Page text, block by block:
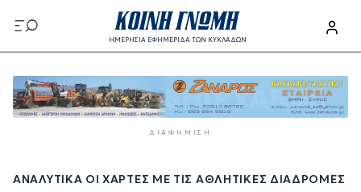
προς
το
περιεχόμενο
ΗΜΕΡΗΣΙΑ ΕΦΗΜΕΡΙΔΑ ΤΩΝ ΚΥΚΛΑΔΩΝ
προς
το
κυρίως
ΔΙΑΦΉΜΙΣΗ
ΑΝΑΛΥΤΙΚΆ ΟΙ ΧΆΡΤΕΣ ΜΕ ΤΙΣ ΑΘΛΗΤΙΚΈΣ ΔΙΑΔΡΟΜΈΣ